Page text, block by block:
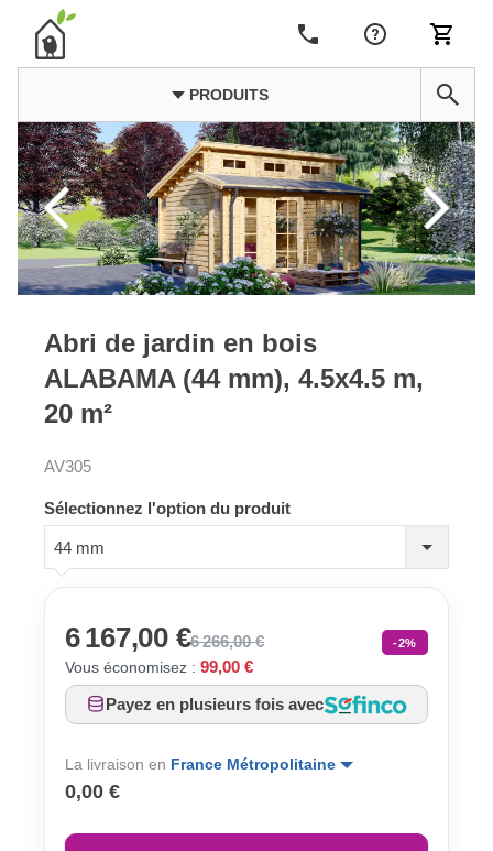
PRODUITS
Abri de jardin en bois
ALABAMA (44 mm), 4.5x4.5 m,
20 m²
AV305
Sélectionnez l'option du produit
44 mm
6 167,00 €6 266,00 € -2%
Vous économisez : 99,00 €
Payez en plusieurs fois avec
La livraison en France Métropolitaine
0,00 €